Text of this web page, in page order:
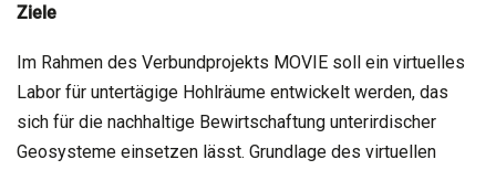
Ziele
Im Rahmen des Verbundprojekts MOVIE soll ein virtuelles
Labor für untertägige Hohlräume entwickelt werden, das
sich für die nachhaltige Bewirtschaftung unterirdischer
Geosysteme einsetzen lässt. Grundlage des virtuellen